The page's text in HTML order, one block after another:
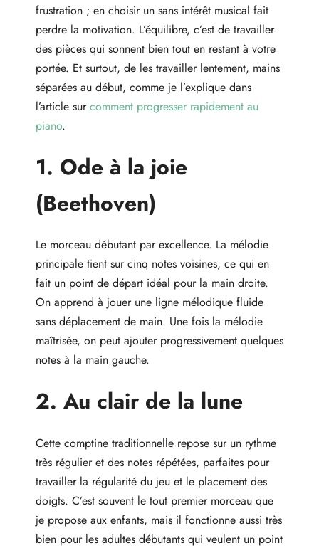
frustration ; en choisir un sans intérêt musical fait
perdre la motivation. L’équilibre, c’est de travailler
des pièces qui sonnent bien tout en restant à votre
portée. Et surtout, de les travailler lentement, mains
séparées au début, comme je l’explique dans
l’article surcomment progresser rapidement au
piano.
1. Ode à la joie
(Beethoven)
Le morceau débutant par excellence. La mélodie
principale tient sur cinq notes voisines, ce qui en
fait un point de départ idéal pour la main droite.
On apprend à jouer une ligne mélodique fluide
sans déplacement de main. Une fois la mélodie
maîtrisée, on peut ajouter progressivement quelques
notes à la main gauche.
2. Au clair de la lune
Cette comptine traditionnelle repose sur un rythme
très régulier et des notes répétées, parfaites pour
travailler la régularité du jeu et le placement des
doigts. C’est souvent le tout premier morceau que
je propose aux enfants, mais il fonctionne aussi très
bien pour les adultes débutants qui veulent un point